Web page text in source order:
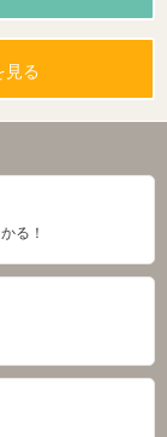
見る
る！